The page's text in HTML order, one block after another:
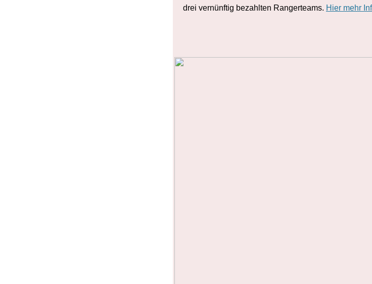
drei vernünftig bezahlten Rangerteams. Hier mehr